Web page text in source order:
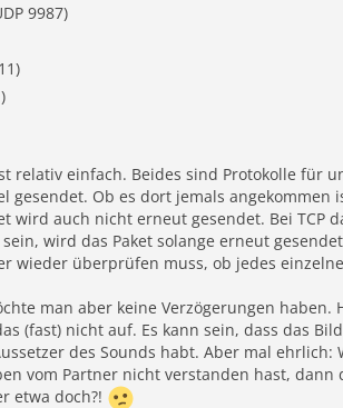
9987)
relativ einfach. Beides sind Protokolle für
gesendet. Ob es dort jemals
wird auch nicht erneut gesendet. Bei TCP
wird das Paket solange erneut
wieder überprüfen muss, ob jedes
man aber keine Verzögerungen
(fast) nicht auf. Es kann sein, dass das
des Sounds habt. Aber mal
vom Partner nicht verstanden hast,
etwa doch?!